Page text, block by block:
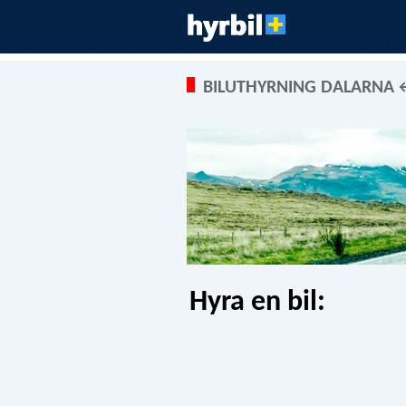
BILUTHYRNING DALARNA
Hyra en bil: